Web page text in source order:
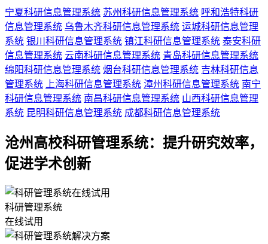
宁夏科研信息管理系统 苏州科研信息管理系统 呼和浩特科研
信息管理系统 乌鲁木齐科研信息管理系统 运城科研信息管理
系统 银川科研信息管理系统 镇江科研信息管理系统 泰安科研
信息管理系统 云南科研信息管理系统 青岛科研信息管理系统
绵阳科研信息管理系统 烟台科研信息管理系统 吉林科研信息
管理系统
上海科研信息管理系统 漳州科研信息管理系统 南宁
科研信息管理系统 南昌科研信息管理系统 山西科研信息管理
系统 昆明科研信息管理系统 成都科研信息管理系统
沧州高校科研管理系统：提升研究效率，
促进学术创新
科研管理系统
在线试用